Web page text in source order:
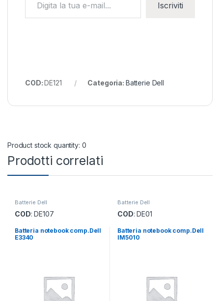
Iscriviti
COD:DE121 Categoria: Batterie Dell
Product stock quantity: 0
Prodotti correlati
Batterie Dell
COD: DE107
Batteria notebook comp.Dell
E3340
Batterie Dell
COD: DE01
Batteria notebook comp.Dell
IM5010